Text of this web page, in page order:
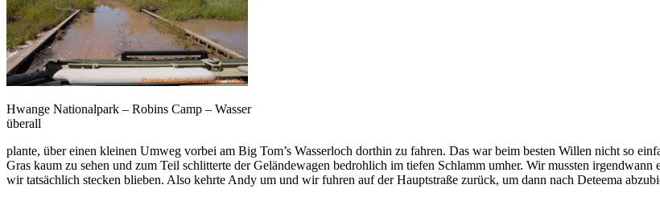
Hwange Nationalpark – Robins Camp – Wasser
überall
plante, über einen kleinen Umweg vorbei am Big Tom’s Wasserloch dorthin zu fahren. Das war beim besten Willen nicht so
Gras kaum zu sehen und zum Teil schlitterte der Geländewagen bedrohlich im tiefen Schlamm umher. Wir mussten
wir tatsächlich stecken blieben. Also kehrte Andy um und wir fuhren auf der Hauptstraße zurück, um dann nach Deteema